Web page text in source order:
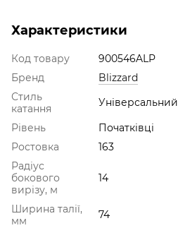
Характеристики
Код товару
900546ALP
Бренд
Blizzard
Стиль
катання
Універсальний
Рівень
Початківці
Ростовка
163
Радіус
бокового
вирізу, м
14
Ширина талії,
мм
74